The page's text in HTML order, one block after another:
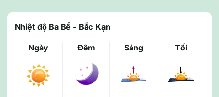
Nhiệt độ Ba Bể - Bắc Kạn
Ngày Đêm Sáng Tối